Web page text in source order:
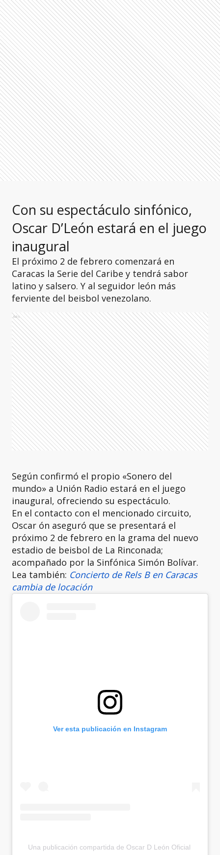
Con su espectáculo sinfónico,
Oscar D’León estará en el juego
inaugural
El próximo 2 de febrero comenzará en
Caracas la Serie del Caribe y tendrá sabor
latino y salsero. Y al seguidor león más
ferviente del beisbol venezolano.
Ads
Según confirmó el propio «Sonero del
mundo» a Unión Radio estará en el juego
inaugural, ofreciendo su espectáculo.
En el contacto con el mencionado circuito,
Oscar ón aseguró que se presentará el
próximo 2 de febrero en la grama del nuevo
estadio de beisbol de La Rinconada;
acompañado por la Sinfónica Simón Bolívar.
Lea también: Concierto de Rels B en Caracas
cambia de locación
Ver esta publicación en Instagram
Una publicación compartida de Oscar D León Oficial